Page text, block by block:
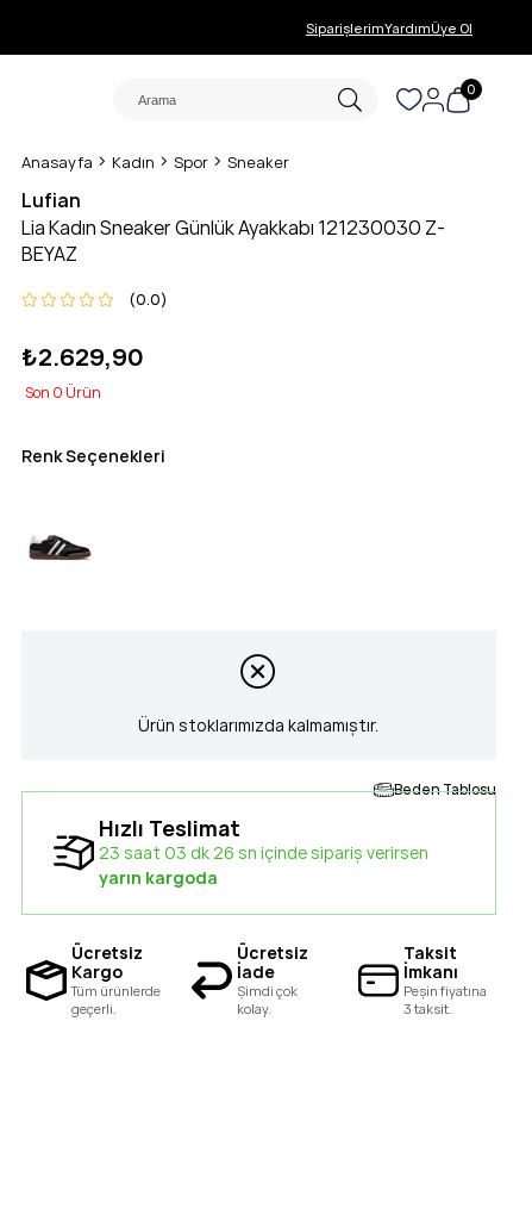
SiparişlerimYardımÜye Ol
0
Anasayfa Kadın Spor Sneaker
Lufian
Lia Kadın Sneaker Günlük Ayakkabı 121230030 Z-
BEYAZ
0.0
₺2.629,90
0
Renk Seçenekleri
Ürün stoklarımızda kalmamıştır.
Beden Tablosu
Hızlı Teslimat
23 saat 03 dk 25 sn içinde sipariş verirsen
yarın kargoda
Ücretsiz
Kargo
Tüm ürünlerde
geçerli.
Ücretsiz
İade
Şimdi çok
kolay.
Taksit
İmkanı
Peşin fiyatına
3 taksit.